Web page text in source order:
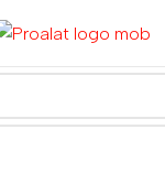
bazeni